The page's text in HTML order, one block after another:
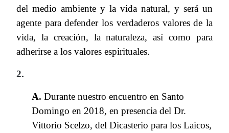
del medio ambiente y la vida natural, y será un
agente para defender los verdaderos valores de la
vida, la creación, la naturaleza, así como para
adherirse a los valores espirituales.
2.
A. Durante nuestro encuentro en Santo
Domingo en 2018, en presencia del Dr.
Vittorio Scelzo, del Dicasterio para los Laicos,